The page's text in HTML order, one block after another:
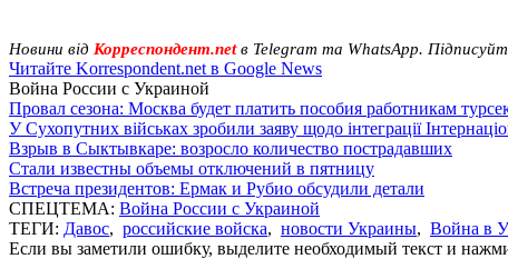
Новини від Корреспондент.netв Telegram та WhatsApp.
Читайте Korrespondent.net в Google News
Война России с Украиной
Провал сезона: Москва будет платить пособия работникам
У Сухопутних військах зробили заяву щодо інтеграції
Взрыв в Сыктывкаре: возросло количество пострадавших
Стали известны объемы отключений в пятницу
Встреча президентов: Ермак и Рубио обсудили детали
СПЕЦТЕМА: Война России с Украиной
ТЕГИ: Давос, российские войска, новости Украины, Война в
Если вы заметили ошибку, выделите необходимый текст и